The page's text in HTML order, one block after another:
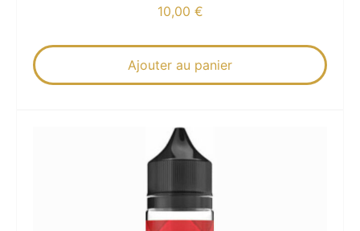
10,00 €
Ajouter au panier